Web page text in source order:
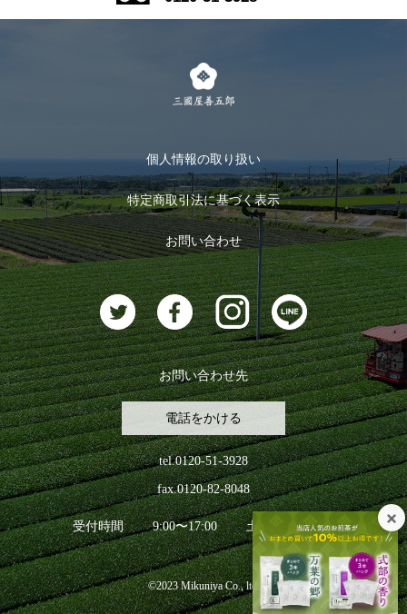
式部の香りシリーズ
お茶のギフト
おすすめのお茶
お茶に合うスイーツ
ログイン
ログアウト
個人情報の取り扱い
特定商取引法に基づく表示
お問い合わせ
お問い合わせ先
電話をかける
tel.0120-51-3928
fax.0120-82-8048
受付時間 9:00〜17:00 土日祝日を除く
©2023 Mikuniya Co., ltd.